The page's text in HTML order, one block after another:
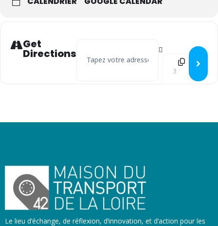
Get
Directions
Address - Nouveau Départ Pro à Feurs []
Destination
Le lieu d’échange, de réflexion, d’innovation, et d’action pour les